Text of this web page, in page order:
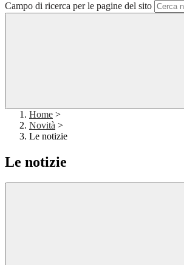
Campo di ricerca per le pagine del sito
Home >
Novità >
Le notizie
Le notizie